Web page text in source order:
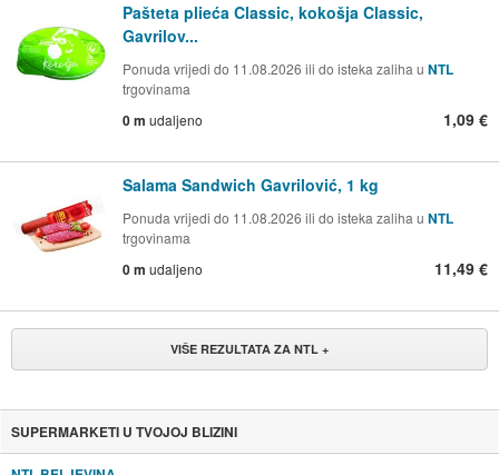
Pašteta plieća Classic, kokošja Classic,
Gavrilov...
Ponuda vrijedi do 11.08.2026 ili do isteka zaliha u NTL
trgovinama
0 m udaljeno 1,09 €
Salama Sandwich Gavrilović, 1 kg
Ponuda vrijedi do 11.08.2026 ili do isteka zaliha u NTL
trgovinama
0 m udaljeno 11,49 €
VIŠE REZULTATA ZA NTL +
SUPERMARKETI U TVOJOJ BLIZINI